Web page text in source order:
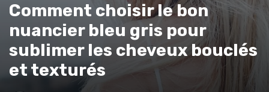
Comment choisir le bon
nuancier bleu gris pour
sublimer les cheveux bouclés
et texturés